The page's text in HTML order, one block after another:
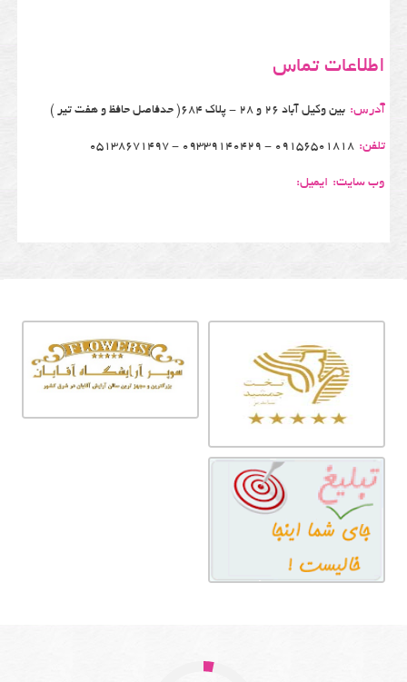
اطلاعات تماس
آدرس: بین وکیل آباد 26 و 28 - پلاک 684( حدفاصل حافظ و هفت تیر )
تلفن: 09156501818 - 09339140429 - 05138671497
وب سایت: ایمیل: